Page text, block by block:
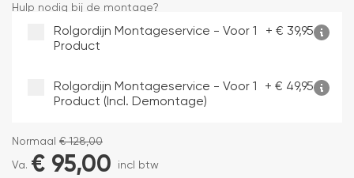
Hulp nodig bij de montage?
Rolgordijn Montageservice - Voor 1
Product
+ € 39,95
Rolgordijn Montageservice - Voor 1
Product (incl. Demontage)
+ € 49,95
Normaal €128,00
Va. € 95,00 incl btw